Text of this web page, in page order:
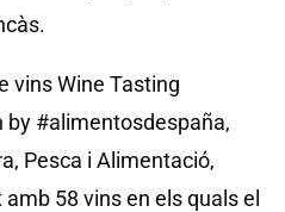
vins Wine Tasting
by #alimentosdespaña,
Pesca i Alimentació,
58 vins en els quals el